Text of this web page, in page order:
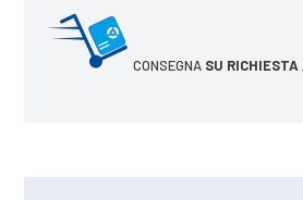
CONSEGNA SU